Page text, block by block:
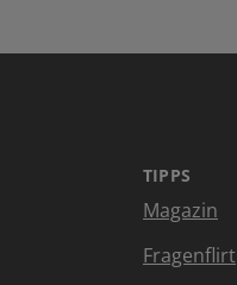
TIPPS
Magazin
Fragenflirt